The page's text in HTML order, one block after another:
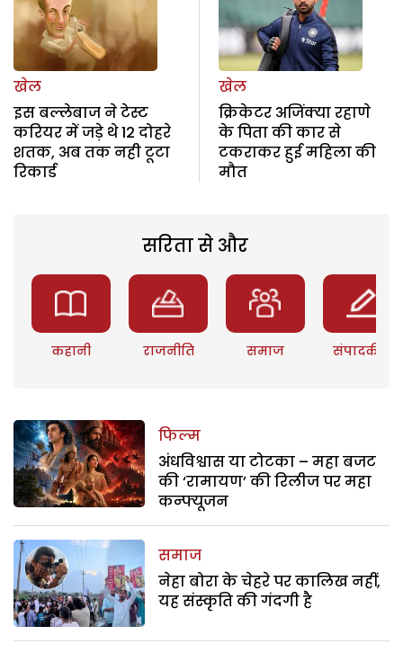
खेल
इस बल्लेबाज ने टेस्ट
करियर में जड़े थे 12 दोहरे
शतक, अब तक नही टूटा
रिकार्ड
खेल
क्रिकेटर अजिंक्या रहाणे
के पिता की कार से
टकराकर हुई महिला की
मौत
सरिता से और
कहानी राजनीति समाज संपादकीय
फिल्म
अंधविश्वास या टोटका – महा बजट
की ‘रामायण’ की रिलीज पर महा
कन्फ्यूजन
समाज
नेहा बोरा के चेहरे पर कालिख नहीं,
यह संस्कृति की गंदगी है